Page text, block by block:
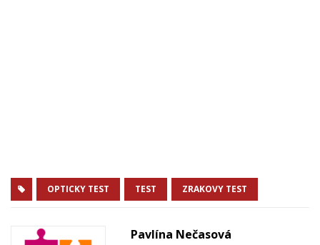
OPTICKY TEST TEST ZRAKOVY TEST
Pavlína Nečasová